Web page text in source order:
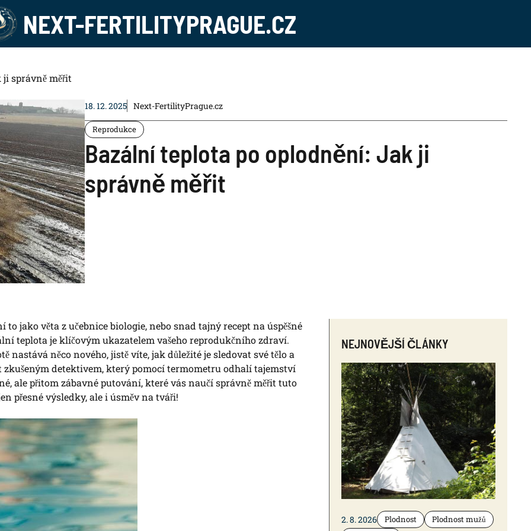
NEXT-FERTILITYPRAGUE.CZ
správně měřit
18. 12. 2025 Next-FertilityPrague.cz
Reprodukce
Bazální teplota po oplodnění: Jak ji
správně měřit
to jako věta z učebnice biologie, nebo snad tajný recept na úspěšné
teplota je klíčovým ukazatelem vašeho reprodukčního zdraví.
nastává něco nového, jistě víte, jak důležité je sledovat své tělo a
zkušeným detektivem, který pomocí termometru odhalí tajemství
ale přitom zábavné putování, které vás naučí správně měřit tuto
přesné výsledky, ale i úsměv na tváři!
NEJNOVĚJŠÍ ČLÁNKY
2. 8. 2026 Plodnost
Plodnost mužů